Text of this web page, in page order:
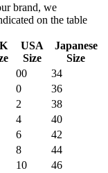
brand, we
on the table
USA
Size
Japanese
Size
00
34
0
36
2
38
4
40
6
42
8
44
10
46